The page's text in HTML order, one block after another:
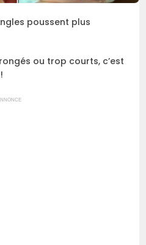
poussent plus
ou trop courts, c’est